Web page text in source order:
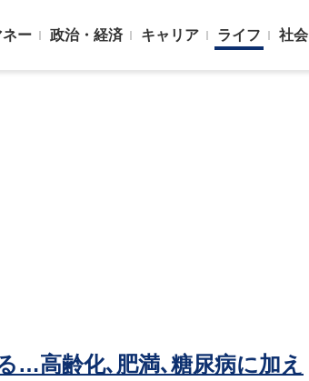
ネー 政治・経済 キャリア ライフ 社会
…高齢化､肥満､糖尿病に加え